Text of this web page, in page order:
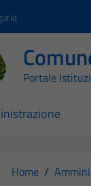
Portale
Home /